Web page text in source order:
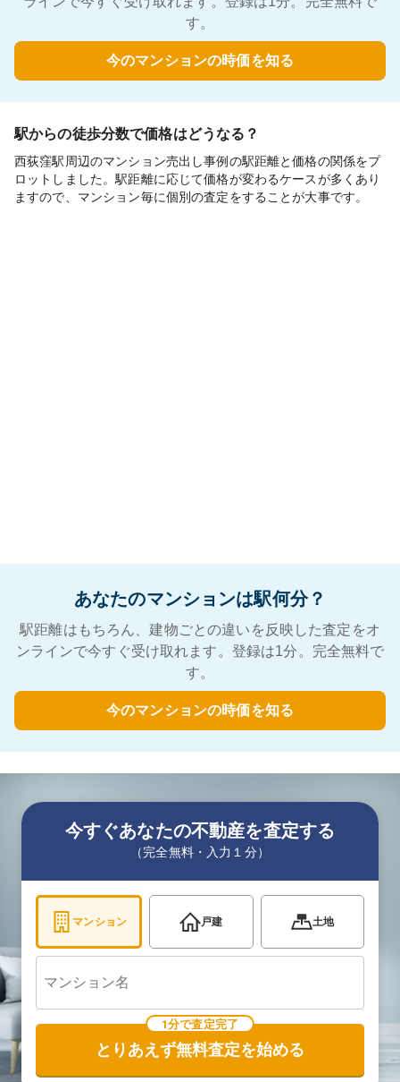
す。
今のマンションの時価を知る
駅からの徒歩分数で価格はどうなる？
西荻窪駅周辺のマンション売出し事例の駅距離と価格の関係をプ
ロットしました。駅距離に応じて価格が変わるケースが多くあり
ますので、マンション毎に個別の査定をすることが大事です。
あなたのマンションは駅何分？
駅距離はもちろん、建物ごとの違いを反映した査定をオ
ンラインで今すぐ受け取れます。登録は1分。完全無料で
す。
今のマンションの時価を知る
今すぐあなたの不動産を査定する
（完全無料・入力１分）
マンション 戸建 土地
1分で査定完了
とりあえず無料査定を始める